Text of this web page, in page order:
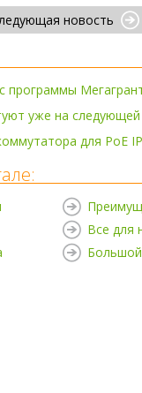
новость
программы
уже на
для PoE
Все для
Большой